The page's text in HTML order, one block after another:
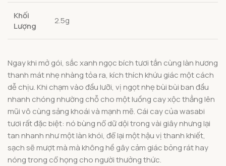
Khối
Lượng
2.5g
Ngay khi mở gói, sắc xanh ngọc bích tươi tắn cùng làn hương
thanh mát nhẹ nhàng tỏa ra, kích thích khứu giác một cách
dễ chịu. Khi chạm vào đầu lưỡi, vị ngọt nhẹ bùi bùi ban đầu
nhanh chóng nhường chỗ cho một luồng cay xộc thẳng lên
mũi vô cùng sảng khoái và mạnh mẽ. Cái cay của wasabi
tươi rất đặc biệt: nó bùng nổ dữ dội trong vài giây nhưng lại
tan nhanh như một làn khói, để lại một hậu vị thanh khiết,
sạch sẽ mượt mà mà không hề gây cảm giác bỏng rát hay
nóng trong cổ họng cho người thưởng thức.